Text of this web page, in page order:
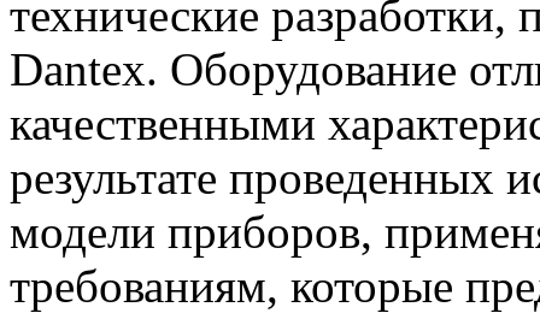
технические разработки,
Dantex. Оборудование
качественными
результате проведенных
модели приборов,
требованиям, которые